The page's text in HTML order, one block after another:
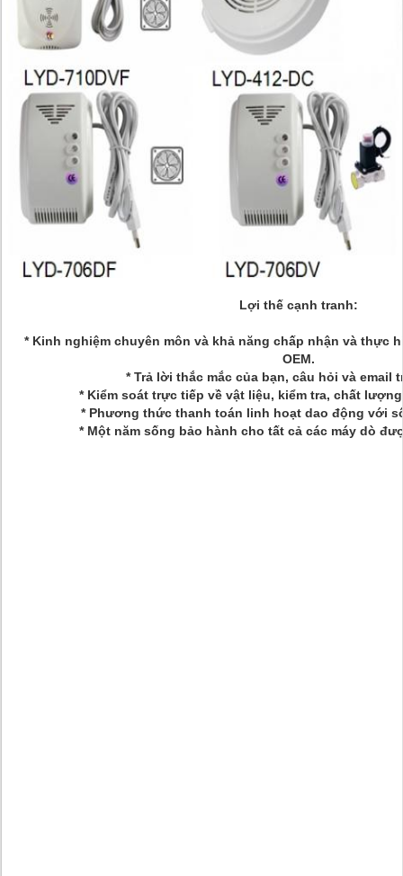
Lợi thế cạnh tranh:
* Kinh nghiệm chuyên môn và khả năng chấp nhận và thực
OEM.
* Trả lời thắc mắc của bạn, câu hỏi và email
* Kiểm soát trực tiếp về vật liệu, kiểm tra, chất
* Phương thức thanh toán linh hoạt dao động với
* Một năm sống bảo hành cho tất cả các máy dò